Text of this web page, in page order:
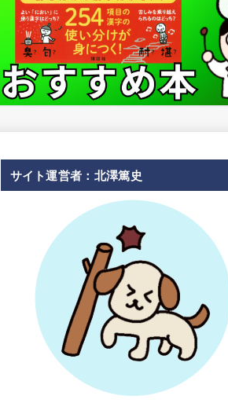
サイト運営者：北澤篤史